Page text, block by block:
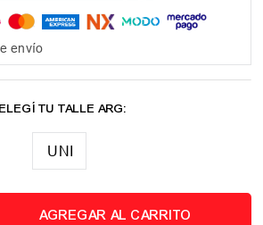
envío
UNI
AGREGAR AL CARRITO